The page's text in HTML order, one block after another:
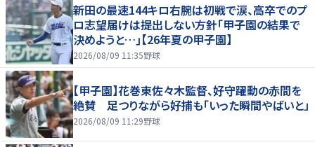
新田の最速144キロ右腕は初戦で涙、高卒でのプ
ロ志望届けは提出しない方針｢甲子園の結果で
決めようと…｣【26年夏の甲子園】
2026/08/09 11:35野球
【甲子園】花巻東佐々木監督、好守躍動の赤間を
絶賛 足つりながら好捕も「いった瞬間やばいと」
2026/08/09 11:29野球